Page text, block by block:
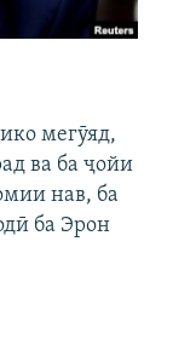
мегӯяд,
ва ба ҷойи
нав, ба
ба Эрон